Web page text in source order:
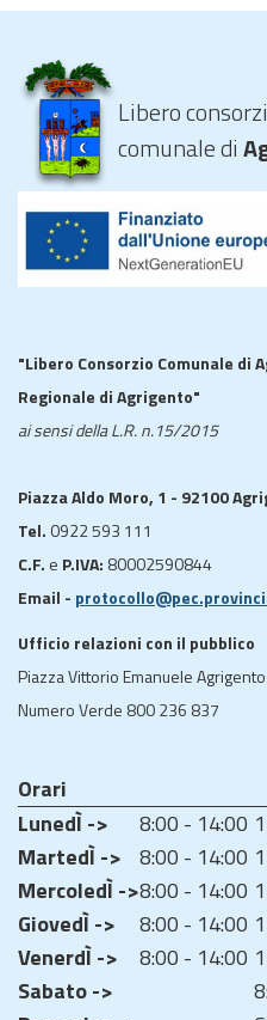
Libero
comunale di
"Libero Consorzio Comunale di
Regionale di Agrigento"
ai sensi della L.R. n.15/2015
Piazza Aldo Moro, 1 - 92100
Tel. 0922 593 111
C.F. e P.IVA: 80002590844
Email -
Ufficio relazioni con il pubblico
Piazza Vittorio Emanuele Agrigento
Numero Verde 800 236 837
Orari
LunedÌ ->
8:00 - 14:00
MartedÌ -> 8:00 - 14:00
MercoledÌ ->8:00 - 14:00
GiovedÌ ->
8:00 - 14:00
VenerdÌ ->
8:00 - 14:00
Sabato ->